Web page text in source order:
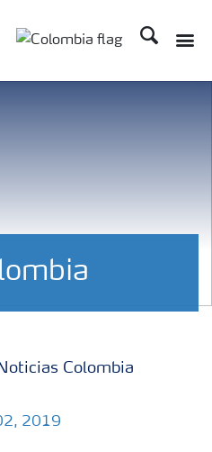
Buscar
Colombia
2019